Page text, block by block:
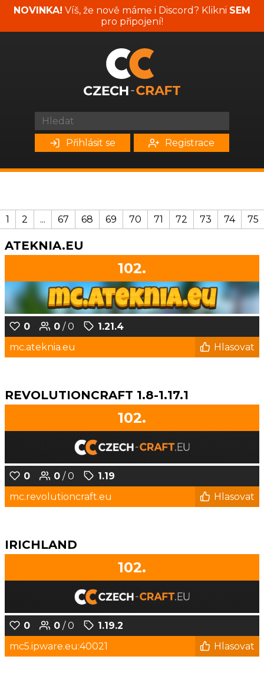
NOVINKA! Víš, že nově máme i Discord? Klikni SEM
pro připojení!
Přihlásit se Registrace
1 2 ... 67 68 69 70 71 72 73 74 75
ATEKNIA.EU
102.
0 0 / 0
1.21.4
mc.ateknia.eu
Hlasovat
REVOLUTIONCRAFT 1.8-1.17.1
102.
0 0 / 0
1.19
mc.revolutioncraft.eu
Hlasovat
IRICHLAND
102.
0 0 / 0
1.19.2
mc5.ipware.eu:40021
Hlasovat